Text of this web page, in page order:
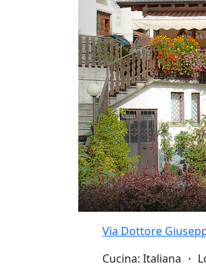
Via Dottore
Cucina: Italiana ・